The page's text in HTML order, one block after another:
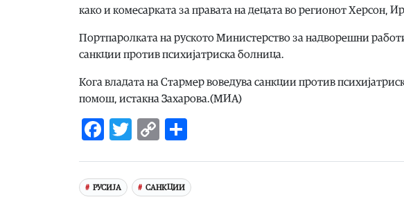
како и комесарката за правата на децата во регионот Херсон,
Портпаролката на руското Министерство за надворешни
санкции против психијатриска болница.
Кога владата на Стармер воведува санкции против
помош, истакна Захарова.(МИА)
Facebook
Twitter
Copy
РУСИЈА САНКЦИИ